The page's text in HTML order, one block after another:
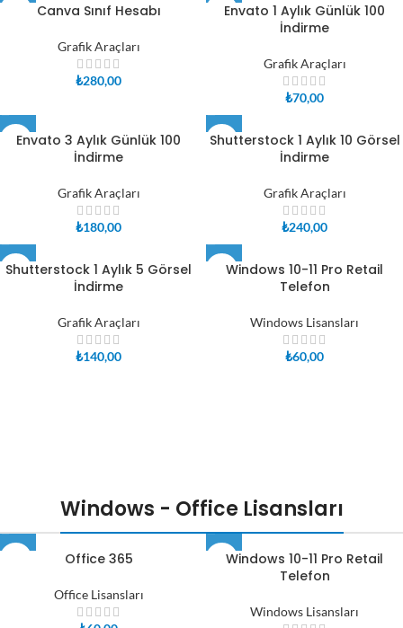
Canva Sınıf Hesabı
Grafik Araçları
₺280,00
Envato 1 Aylık Günlük 100
İndirme
Grafik Araçları
₺70,00
Envato 3 Aylık Günlük 100
İndirme
Grafik Araçları
₺180,00
Shutterstock 1 Aylık 10 Görsel
İndirme
Grafik Araçları
₺240,00
Shutterstock 1 Aylık 5 Görsel
İndirme
Grafik Araçları
₺140,00
Windows 10-11 Pro Retail
Telefon
Windows Lisansları
₺60,00
Lisansları
Uygun Fiyatlı Office
Lisansları
Oyun Dünyasına Ucuza
Giriş Yap!
Windows - Office Lisansları
Office 365
Office Lisansları
Windows 10-11 Pro Retail
Telefon
Windows Lisansları